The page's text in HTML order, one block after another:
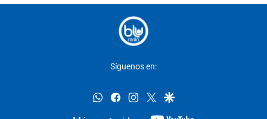
Síguenos en:
whatsappfacebookinstagram
twittergoogle